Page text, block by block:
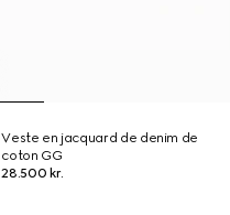
Veste en jacquard de denim de
coton GG
28.500 kr.